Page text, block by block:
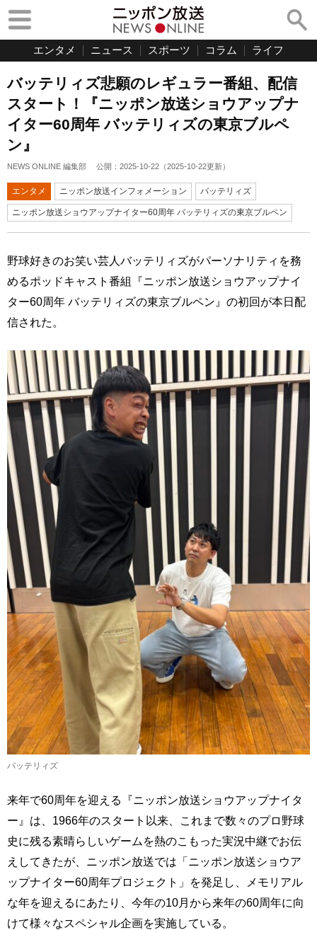
エンタメ ニュース スポーツ コラム ライフ
バッテリィズ悲願のレギュラー番組、配信
スタート！『ニッポン放送ショウアップナ
イター60周年 バッテリィズの東京ブルペ
ン』
NEWS ONLINE 編集部 公開： 2025-10-22 （2025-10-22更新）
エンタメ ニッポン放送インフォメーション バッテリィズ
ニッポン放送ショウアップナイター60周年 バッテリィズの東京ブルペン
野球好きのお笑い芸人バッテリィズがパーソナリティを務
めるポッドキャスト番組『ニッポン放送ショウアップナイ
ター60周年 バッテリィズの東京ブルペン』の初回が本日配
信された。
バッテリィズ
来年で60周年を迎える『ニッポン放送ショウアップナイタ
ー』は、1966年のスタート以来、これまで数々のプロ野球
史に残る素晴らしいゲームを熱のこもった実況中継でお伝
えしてきたが、ニッポン放送では「ニッポン放送ショウア
ップナイター60周年プロジェクト」を発足し、メモリアル
な年を迎えるにあたり、今年の10月から来年の60周年に向
けて様々なスペシャル企画を実施している。